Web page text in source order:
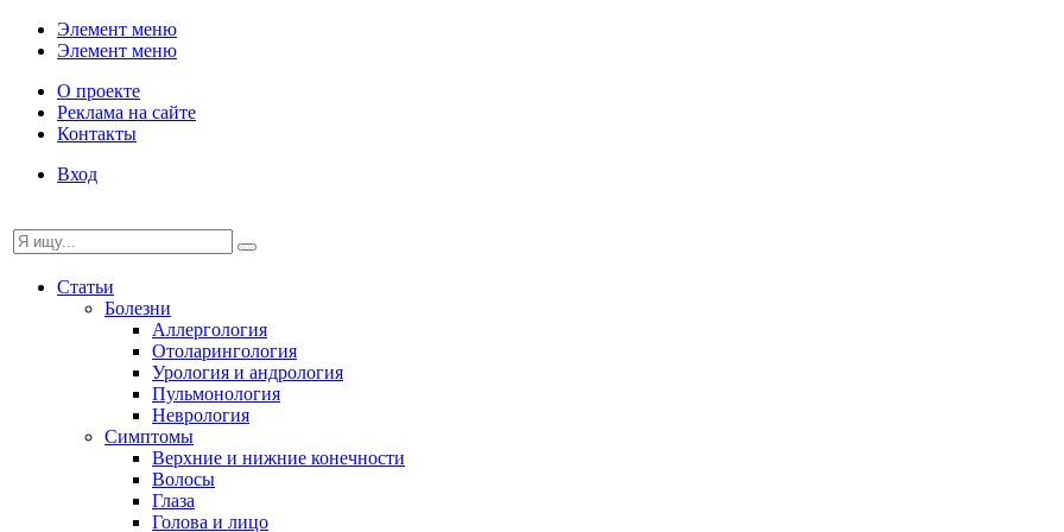
Элемент меню
Элемент меню
О проекте
Реклама на сайте
Контакты
Вход
Статьи
Болезни
Аллергология
Отоларингология
Урология и андрология
Пульмонология
Неврология
Симптомы
Верхние и нижние конечности
Волосы
Глаза
Голова и лицо